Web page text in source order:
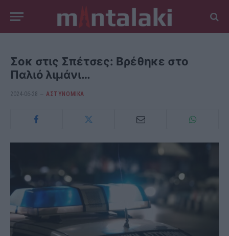
Σοκ στις Σπέτσες: Βρέθηκε στο
Παλιό λιμάνι…
2024-06-28 ΑΣΤΥΝΟΜΙΚΑ